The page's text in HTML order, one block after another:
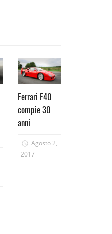
Ferrari F40
compie 30
anni
Agosto 2,
2017